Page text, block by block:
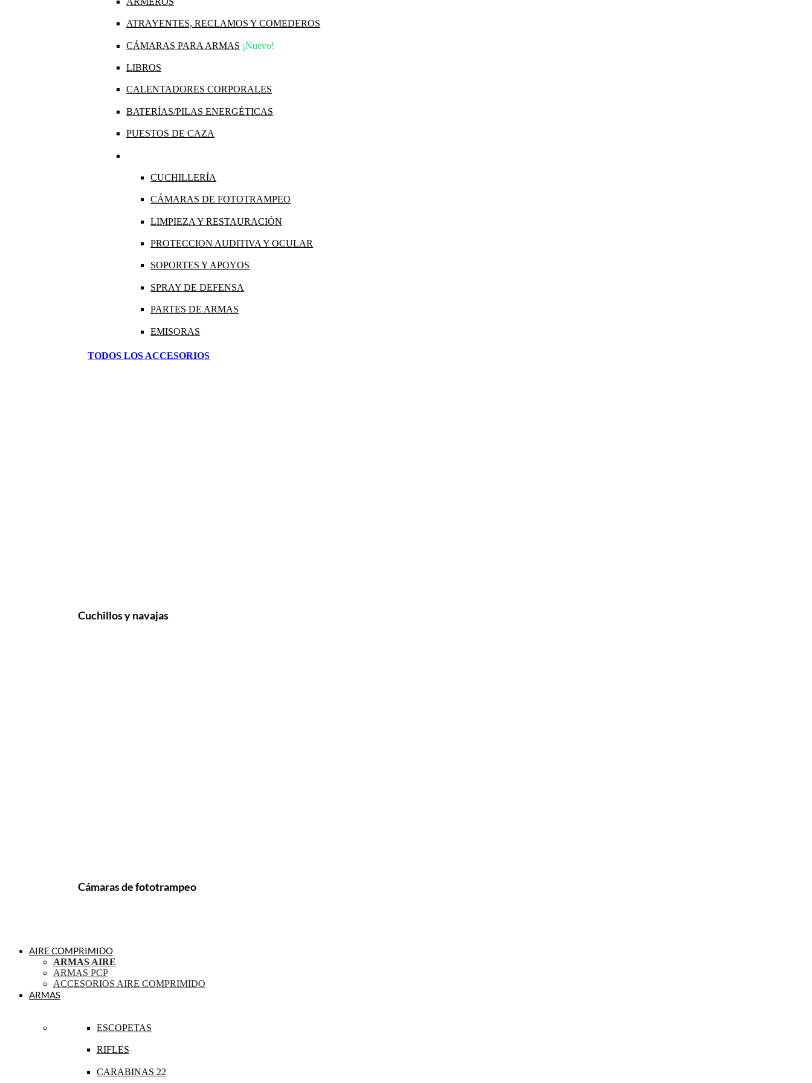
ATRAYENTES, RECLAMOS Y COMEDEROS
CÁMARAS PARA ARMAS ¡Nuevo!
LIBROS
CALENTADORES CORPORALES
BATERÍAS/PILAS ENERGÉTICAS
PUESTOS DE CAZA
CUCHILLERÍA
CÁMARAS DE FOTOTRAMPEO
LIMPIEZA Y RESTAURACIÓN
PROTECCION AUDITIVA Y OCULAR
SOPORTES Y APOYOS
SPRAY DE DEFENSA
PARTES DE ARMAS
EMISORAS
TODOS LOS ACCESORIOS
Cuchillos y navajas
Cámaras de fototrampeo
AIRE COMPRIMIDO
ARMAS AIRE
ARMAS PCP
ACCESORIOS AIRE COMPRIMIDO
ARMAS
ESCOPETAS
RIFLES
CARABINAS 22